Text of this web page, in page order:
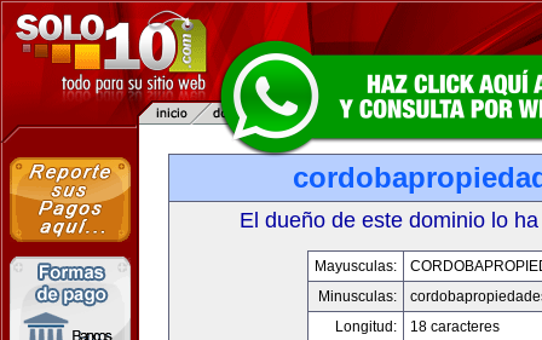
El dueño de este dominio lo
Mayusculas:
Minusculas:
Longitud:
18 caracteres